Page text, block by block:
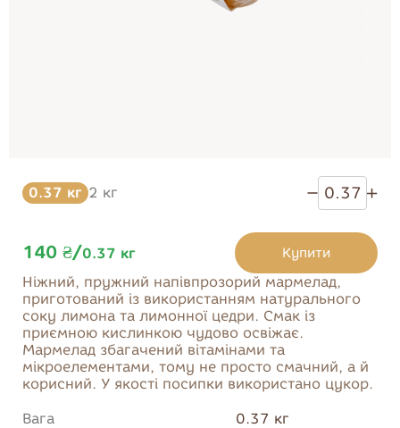
0.37 кг 2 кг
140 ₴/0.37 кг Купити
Купити
Ніжний, пружний напівпрозорий мармелад,
приготований із використанням натурального
соку лимона та лимонної цедри. Смак із
приємною кислинкою чудово освіжає.
Мармелад збагачений вітамінами та
мікроелементами, тому не просто смачний, а й
корисний. У якості посипки використано цукор.
Вага
0.37 кг